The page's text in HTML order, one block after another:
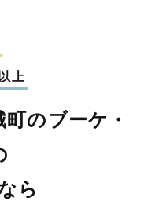
上
のブーケ・
ら